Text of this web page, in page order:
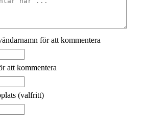
för att kommentera
att kommentera
(valfritt)